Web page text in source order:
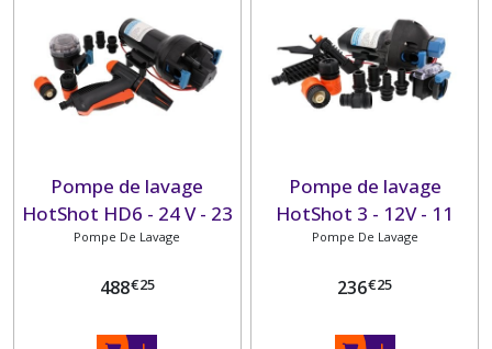
Pompe de lavage
HotShot HD6 - 24 V - 23
L/min 4.8 bar JABSCO
Pompe De Lavage
488€25
Pompe de lavage
HotShot 3 - 12V - 11
L/min 3.4 bar JABSCO
Pompe De Lavage
236€25